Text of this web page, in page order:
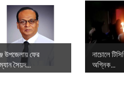
উপজেলায় ফের
সৈয়দ...
নাচোলে
অগ্নিক...